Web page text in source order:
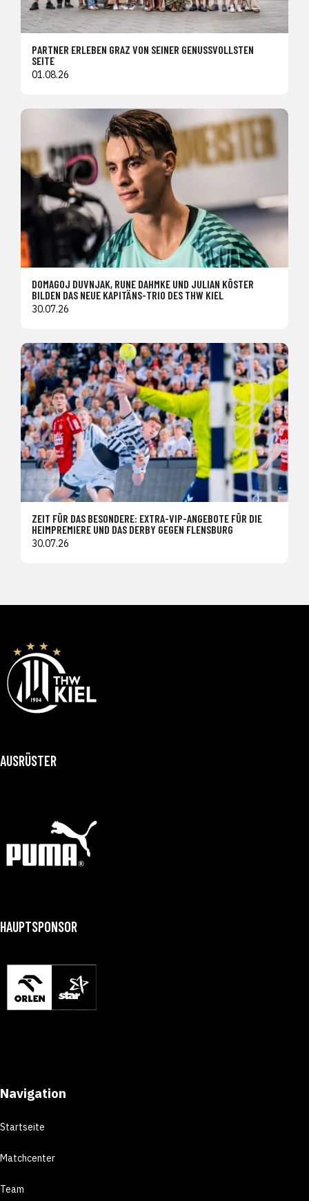
PARTNER ERLEBEN GRAZ VON SEINER GENUSSVOLLSTEN
SEITE
01.08.26
DOMAGOJ DUVNJAK, RUNE DAHMKE UND JULIAN KÖSTER
BILDEN DAS NEUE KAPITÄNS-TRIO DES THW KIEL
30.07.26
ZEIT FÜR DAS BESONDERE: EXTRA-VIP-ANGEBOTE FÜR DIE
HEIMPREMIERE UND DAS DERBY GEGEN FLENSBURG
30.07.26
AUSRÜSTER
HAUPTSPONSOR
Navigation
Startseite
Matchcenter
Team